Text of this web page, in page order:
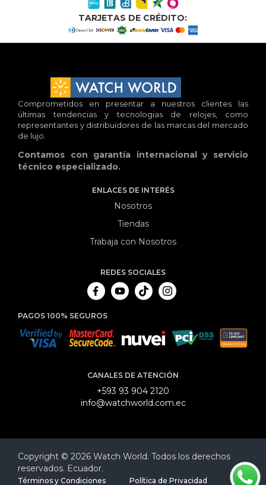
TARJETAS DE CRÉDITO:
Comprometidos en presentar a nuestros clientes las
últimas tendencias y tecnologias de relojes, como
representantes y distribuidores de las marcas del mercado
de lujo.
Contamos con garantía internacional y servicio
técnico especializado.
ENLACES DE INTERÉS
Nosotros
Tiendas
Trabaja con Nosotros
REDES SOCIALES
PAGOS 100% SEGUROS
CANALES DE ATENCIÓN
+593 93 904 2120
info@watchworld.com.ec
Copyright © 2026 Watch World. Todos los derechos
reservados. Ecuador.
Términos y Condiciones Política de Privacidad